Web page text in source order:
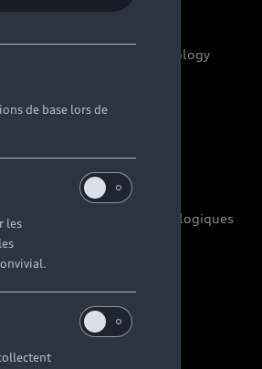
son
Driven by Technology
Audi quattro
Tutoriels technologiques
de base lors de
les